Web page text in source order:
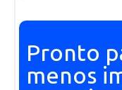
Pronto
menos